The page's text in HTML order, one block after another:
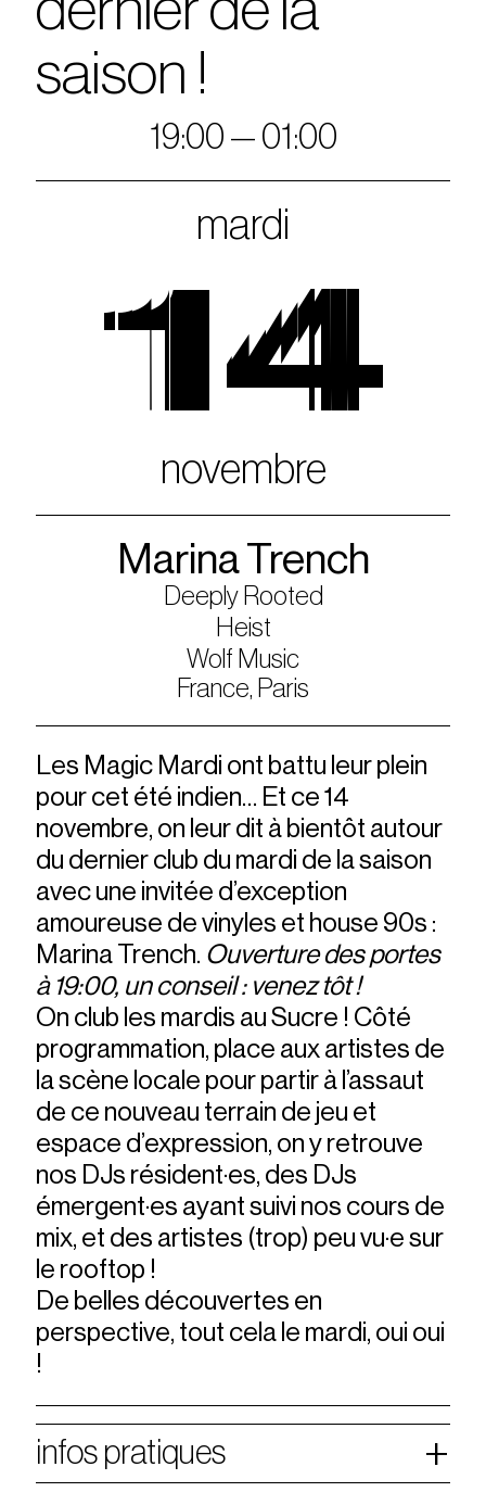
saison !
19:00 — 01:00
mardi
14
novembre
Marina Trench
Deeply Rooted
Heist
Wolf Music
France, Paris
Les Magic Mardi ont battu leur plein
pour cet été indien… Et ce 14
novembre, on leur dit à bientôt autour
du dernier club du mardi de la saison
avec une invitée d’exception
amoureuse de vinyles et house 90s :
Marina Trench. Ouverture des portes
à 19:00, un conseil : venez tôt !
On club les mardis au Sucre ! Côté
programmation, place aux artistes de
la scène locale pour partir à l’assaut
de ce nouveau terrain de jeu et
espace d’expression, on y retrouve
nos DJs résident·es, des DJs
émergent·es ayant suivi nos cours de
mix, et des artistes (trop) peu vu·e sur
le rooftop !
De belles découvertes en
perspective, tout cela le mardi, oui oui
!
infos pratiques